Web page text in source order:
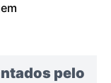
pelo